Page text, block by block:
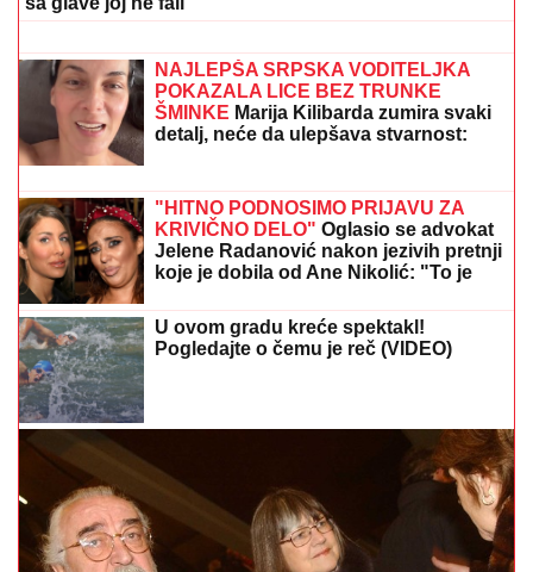
potpuno obustavljen, IMA
Stoca
ABAliga ostala bez direktora!
STRAHINjA PAVLOVIĆ OSTAO BEZ
Potvrđeno: Zmaj od Šipova ulazi u
rijaliti Elita 10